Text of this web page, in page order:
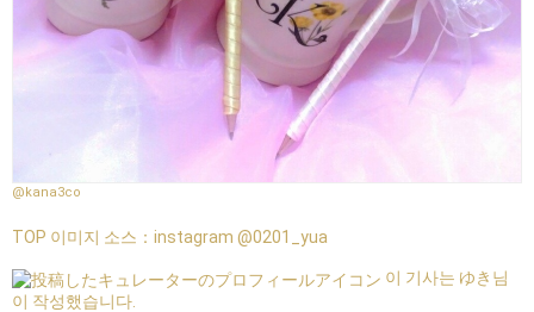
@kana3co
TOP 이미지 소스： instagram @0201_yua
이 기사는 ゆき님
이 작성했습니다.